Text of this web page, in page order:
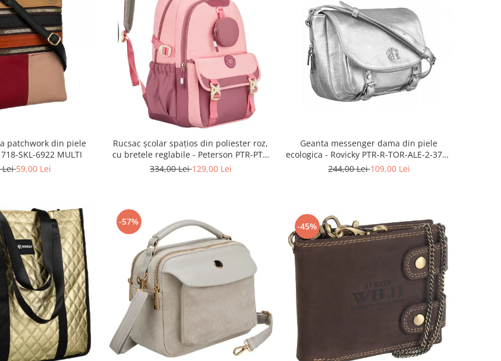
patchwork din piele
SKL-6922 MULTI
Lei59,00 Lei
Rucsac școlar spațios din poliester roz,
cu bretele reglabile - Peterson PTR-PTN
8610-1327 PINK
334,00 Lei129,00 Lei
Geanta messenger dama din piele
ecologica - Rovicky PTR-R-TOR-ALE-2-3776
SIL
244,00 Lei109,00 Lei
-57% -45%